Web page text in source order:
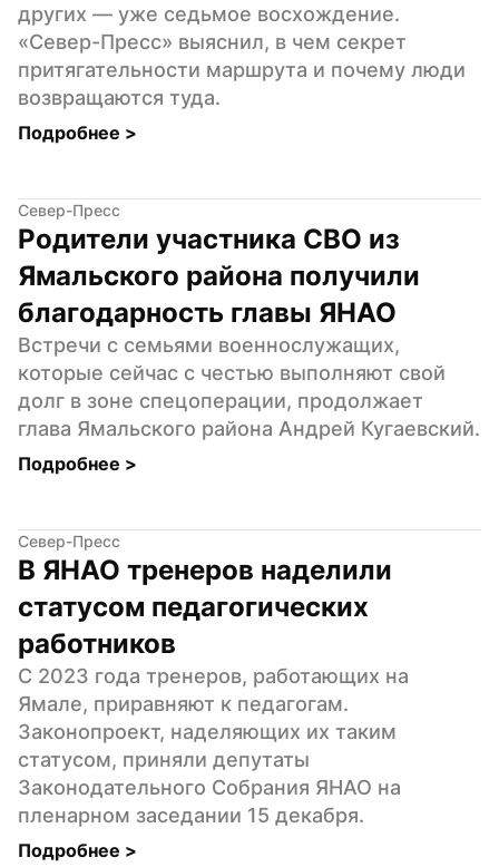
других — уже седьмое восхождение.
«Север-Пресс» выяснил, в чем секрет
притягательности маршрута и почему люди
возвращаются туда.
Подробнее >
Север-Пресс
Родители участника СВО из
Ямальского района получили
благодарность главы ЯНАО
Встречи с семьями военнослужащих,
которые сейчас с честью выполняют свой
долг в зоне спецоперации, продолжает
глава Ямальского района Андрей Кугаевский.
Подробнее >
Север-Пресс
В ЯНАО тренеров наделили
статусом педагогических
работников
С 2023 года тренеров, работающих на
Ямале, приравняют к педагогам.
Законопроект, наделяющих их таким
статусом, приняли депутаты
Законодательного Собрания ЯНАО на
пленарном заседании 15 декабря.
Подробнее >